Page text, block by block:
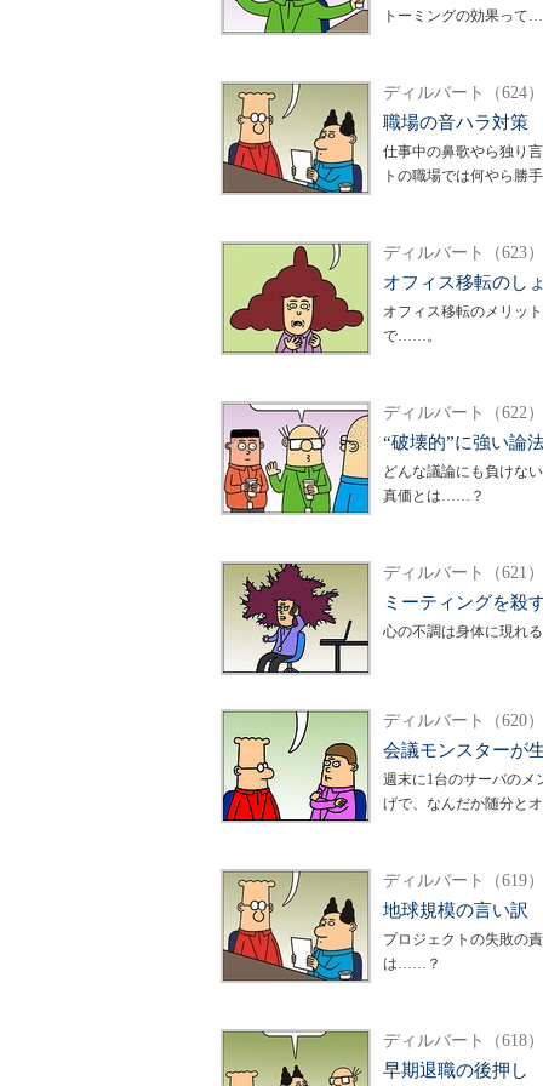
トーミングの効果って
ディルバート（624
職場の音ハラ対策
仕事中の鼻歌やら独り
トの職場では何やら
ディルバート（623
オフィス移転のし
オフィス移転のメリッ
で……。
ディルバート（622
“破壊的”に強い論
どんな議論にも負けな
真価とは……？
ディルバート（621
ミーティングを殺
心の不調は身体に現れ
ディルバート（620
会議モンスターが
週末に1台のサーバのメ
げで、なんだか随分と
ディルバート（619
地球規模の言い訳
プロジェクトの失敗の
は……？
ディルバート（618
早期退職の後押し